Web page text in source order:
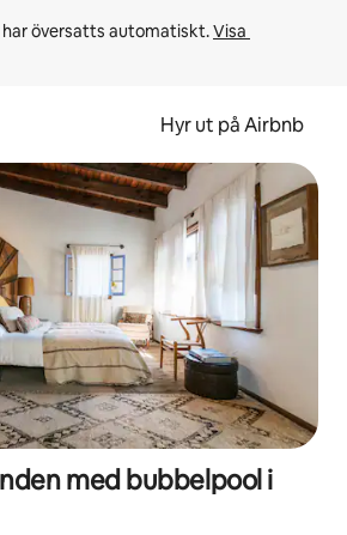
har översatts automatiskt. Visa
Hyr ut på Airbnb
med bubbelpool i